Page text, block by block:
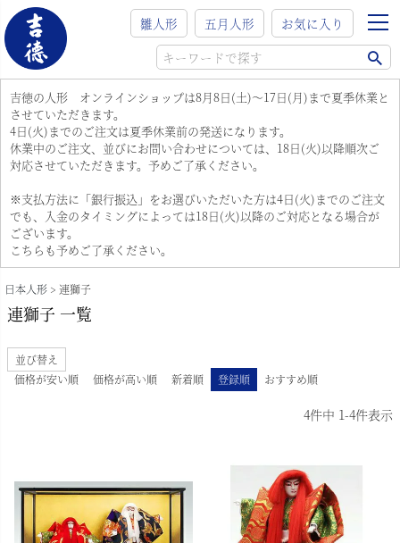
雛人形 五月人形 お気に入り
吉徳の人形 オンラインショップは8月8日(土)～17日(月)まで夏季休業と
させていただきます。
4日(火)までのご注文は夏季休業前の発送になります。
休業中のご注文、並びにお問い合わせについては、18日(火)以降順次ご
対応させていただきます。予めご了承ください。
※支払方法に「銀行振込」をお選びいただいた方は4日(火)までのご注文
でも、入金のタイミングによっては18日(火)以降のご対応となる場合が
ございます。
こちらも予めご了承ください。
日本人形 連獅子
連獅子 一覧
並び替え
価格が安い順
価格が高い順 新着順 登録順 おすすめ順
4件中 1-4件表示